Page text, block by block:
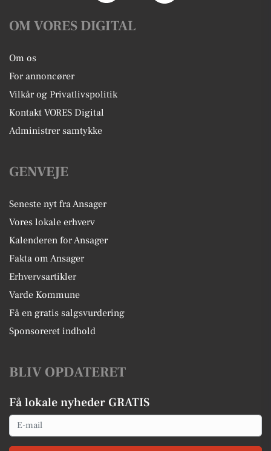
OM VORES DIGITAL
Om os
For annoncører
Vilkår og Privatlivspolitik
Kontakt VORES Digital
Administrer samtykke
GENVEJE
Seneste nyt fra Ansager
Vores lokale erhverv
Kalenderen for Ansager
Fakta om Ansager
Erhvervsartikler
Varde Kommune
Få en gratis salgsvurdering
Sponsoreret indhold
BLIV OPDATERET
Få lokale nyheder GRATIS
Email